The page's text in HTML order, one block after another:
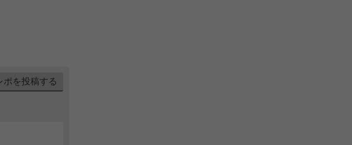
ポを投稿する